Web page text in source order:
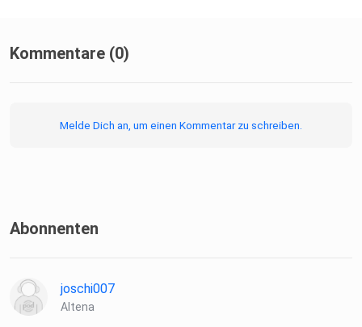
Kommentare (0)
Melde Dich an, um einen Kommentar zu schreiben.
Abonnenten
joschi007
Altena